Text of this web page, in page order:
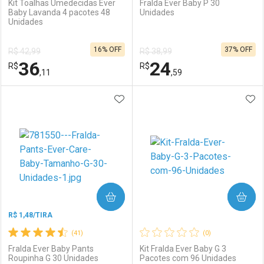
Comprar sem Desconto
Por R$ 29,59/cada
Comprar sem Desconto
Por R$ 29,59/cada
Comprar sem Desconto
Por R$ 7,19/cada
Comprar sem Desconto
Por R$ 7,19/cada
Kit Toalhas Umedecidas Ever
Baby Lavanda 4 pacotes 48
Unidades
R$ 42,99
R$36,11
16% OFF
Laboratório
Por Menos
Fralda Ever Baby P 30
Unidades
R$ 38,99
R$24,59
37% OFF
Laboratório
Por Menos
(41)
R$ 1,48/TIRA
Fralda Ever Baby Pants
Roupinha G 30 Unidades
ADICIONAR AOS FAVORITOS
COMPRAR
(0)
Kit Fralda Ever Baby G 3
Pacotes com 96 Unidades
COMPRAR